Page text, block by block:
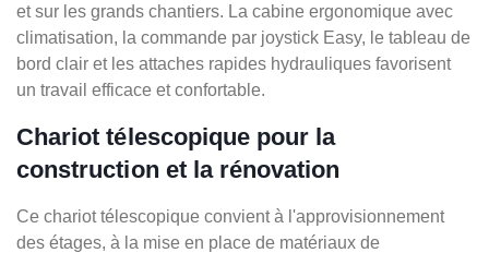
et sur les grands chantiers. La cabine ergonomique avec
climatisation, la commande par joystick Easy, le tableau de
bord clair et les attaches rapides hydrauliques favorisent
un travail efficace et confortable.
Chariot télescopique pour la
construction et la rénovation
Ce chariot télescopique convient à l'approvisionnement
des étages, à la mise en place de matériaux de